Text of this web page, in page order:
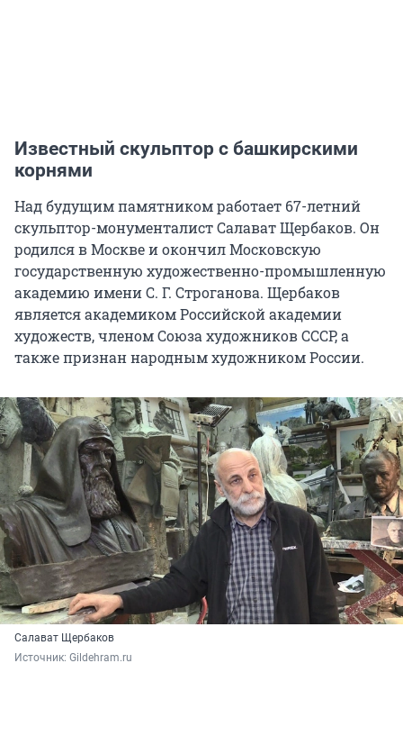
Известный скульптор с башкирскими
корнями
Над будущим памятником работает 67-летний
скульптор-монументалист Салават Щербаков. Он
родился в Москве и окончил Московскую
государственную художественно-промышленную
академию имени С. Г. Строганова. Щербаков
является академиком Российской академии
художеств, членом Союза художников СССР, а
также признан народным художником России.
Салават Щербаков
Источник: Gildehram.ru